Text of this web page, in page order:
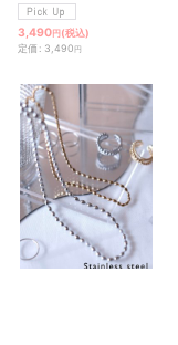
3,490円 (税込)
定価 : 3,490円